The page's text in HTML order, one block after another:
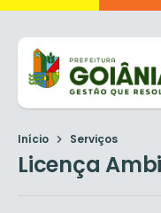
Início Serviços
Licença